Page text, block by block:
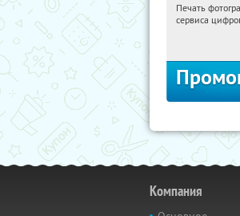
17:14:01
Печать
сервиса
Компания